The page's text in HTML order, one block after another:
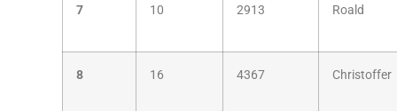
7 10 2913 Roald
8 16 4367 Christoffer